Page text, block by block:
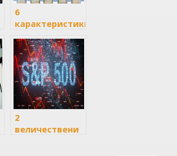
6
карактеристики
инвестициските
фондови
2
величествени